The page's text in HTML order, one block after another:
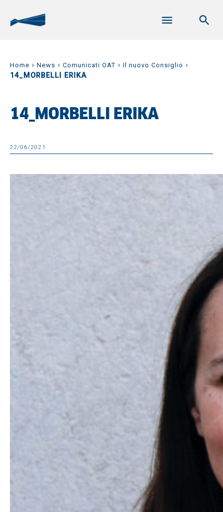
Home › News › Comunicati OAT › Il nuovo Consiglio ›
14_MORBELLI ERIKA
14_MORBELLI ERIKA
22/06/2021